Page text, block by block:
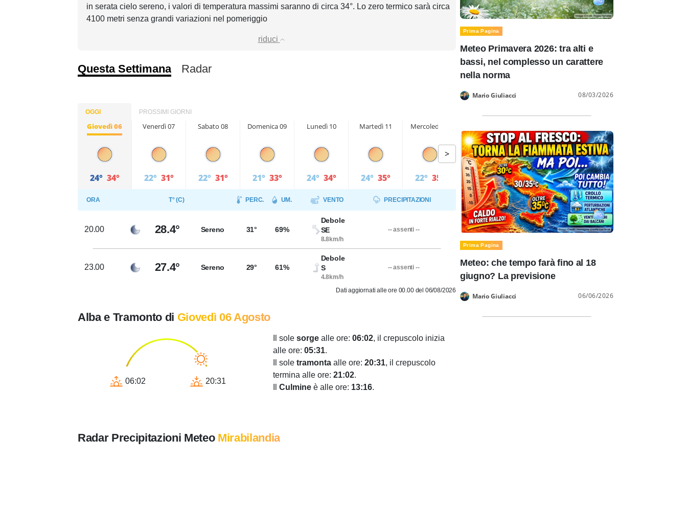
in serata cielo sereno, i valori di temperatura massimi saranno di circa 34°. Lo zero termico sarà circa
4100 metri senza grandi variazioni nel pomeriggio
riduci
Questa Settimana Radar
OGGI PROSSIMI GIORNI
Giovedì 06
24° 34°
Venerdì 07
22° 31°
Sabato 08
22° 31°
Domenica 09
21° 33°
Lunedì 10
24° 34°
Martedì 11
24° 35°
Mercoledì 12
22° 35°
>
ORA T° (C) PERC. UM. VENTO PRECIPITAZIONI
20.00 28.4° Sereno 31° 69%
Debole
SE
8.8km/h
-- assenti --
23.00 27.4° Sereno 29° 61%
Debole
S
4.8km/h
-- assenti --
Dati aggiornati alle ore 00.00 del 06/08/2026
Alba e Tramonto di Giovedì 06 Agosto
06:02 20:31
Il sole sorge alle ore: 06:02, il crepuscolo inizia
alle ore: 05:31.
Il sole tramonta alle ore: 20:31, il crepuscolo
termina alle ore: 21:02.
Culmine è alle ore: 13:16.
Radar Precipitazioni Meteo Mirabilandia
Prima Pagina
Meteo Primavera 2026: tra alti e
bassi, nel complesso un carattere
nella norma
Mario Giuliacci 08/03/2026
Prima Pagina
Meteo: che tempo farà fino al 18
giugno? La previsione
Mario Giuliacci 06/06/2026